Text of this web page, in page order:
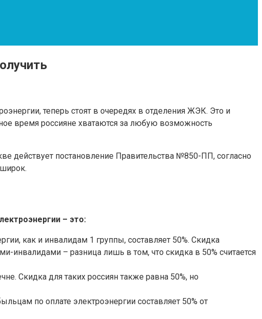
теперь стоят в очередях в отделения ЖЭК. Это и
время россияне хватаются за любую возможность
действует постановление Правительства №850-ПП, согласно
– это:
как и инвалидам 1 группы, составляет 50%. Скидка
инвалидами – разница лишь в том, что скидка в 50% считается
Скидка для таких россиян также равна 50%, но
по оплате электроэнергии составляет 50% от